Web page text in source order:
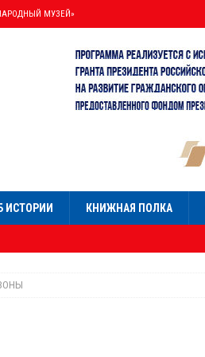
МУЗЕЙ»
ИСТОРИИ КНИЖНАЯ ПОЛКА